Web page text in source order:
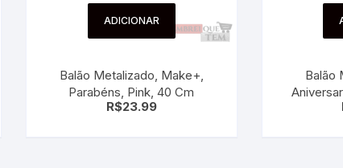
ADICIONAR
Balão Metalizado, Make+,
Parabéns, Pink, 40 Cm
R$23.99
Balão